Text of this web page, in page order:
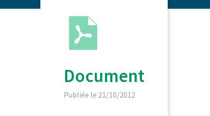
Document
Publiée le 21/10/2012